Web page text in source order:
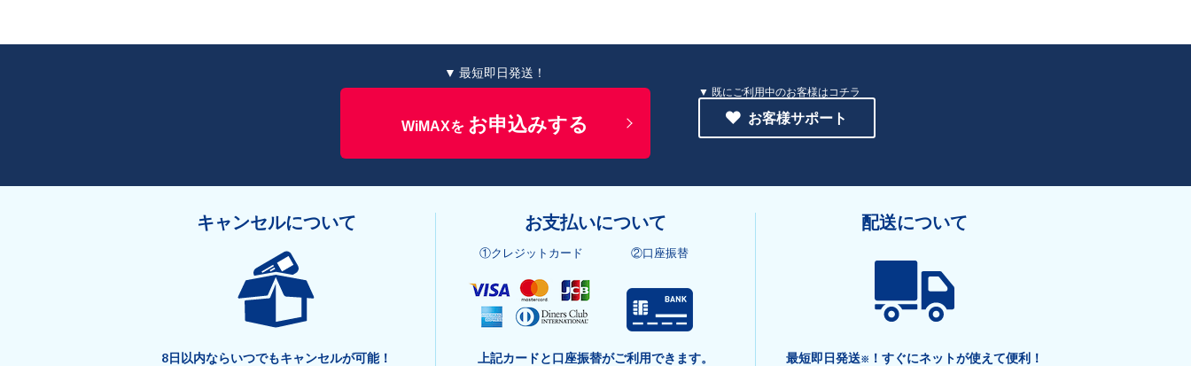
▼ 最短即日発送！
WiMAXを お申込みする
既にご利用中のお客様はコチラ
お客様サポート
キャンセルについて
8日以内ならいつでもキャンセルが可能！
お支払いについて
①クレジットカード ②口座振替
上記カードと口座振替がご利用できます。
配送について
最短即日発送※ ！すぐにネットが使えて便利！